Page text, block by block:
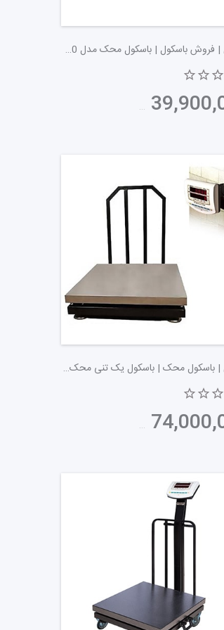
و تره‌بار کاربرد فراوانی
فروشنده نمایش می‌دهد.
در نهایت، این ابزارها به
باسکول | فروش باسکول | باسکول محک مدل 13000 |باسکول یک تنی | انواع باسکول | باسکول متحرک | پوز اسکیل
39,900,000
باسکول | باسکول محک | باسکول یک تنی محک | باسکول محک 13000 | باسکول دیواری محک | پوز اسکیل
74,000,000